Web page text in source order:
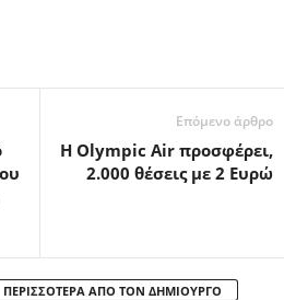
Επόμενο άρθρο
H Olympic Air προσφέρει,
2.000 θέσεις με 2 Ευρώ
ΠΕΡΙΣΣΟΤΕΡΑ ΑΠΟ ΤΟΝ ΔΗΜΙΟΥΡΓΟ